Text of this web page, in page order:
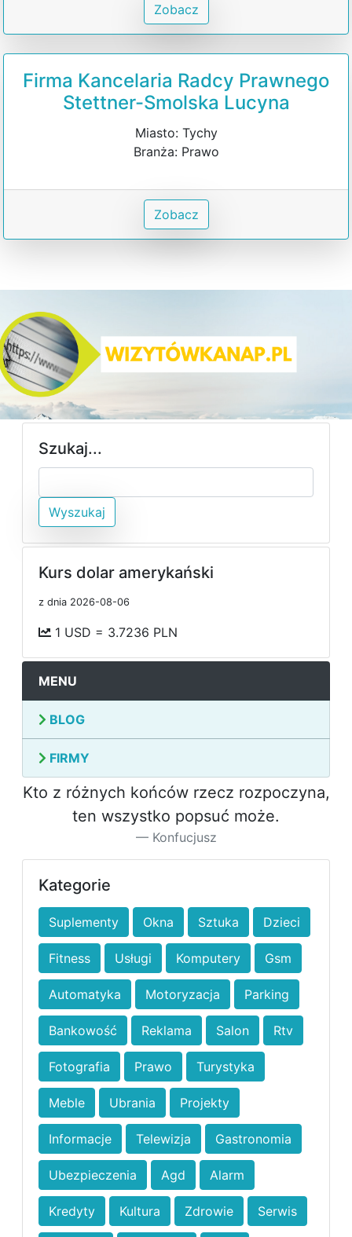
Zobacz
Firma Kancelaria Radcy Prawnego
Stettner-Smolska Lucyna
Miasto: Tychy
Branża: Prawo
Zobacz
Szukaj...
Wyszukaj
Kurs dolar amerykański
z dnia 2026-08-06
1 USD = 3.7236 PLN
MENU
BLOG
FIRMY
Kto z różnych końców rzecz rozpoczyna,
ten wszystko popsuć może.
Konfucjusz
Kategorie
Suplementy Okna Sztuka Dzieci
Fitness Usługi Komputery Gsm
Automatyka Motoryzacja Parking
Bankowość Reklama Salon Rtv
Fotografia Prawo Turystyka
Meble Ubrania Projekty
Informacje Telewizja Gastronomia
Ubezpieczenia Agd Alarm
Kredyty Kultura Zdrowie Serwis